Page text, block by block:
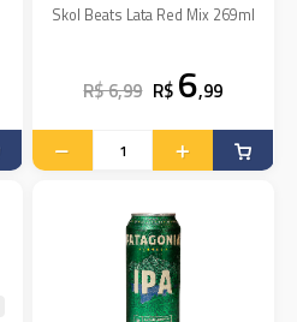
Skol Beats Lata Red Mix 269ml
R$ 6,99 R$ 6,99